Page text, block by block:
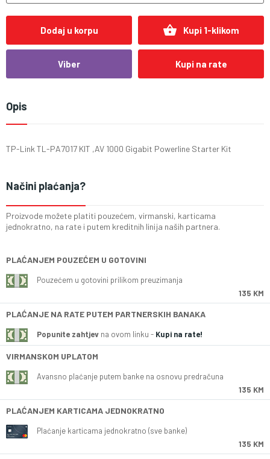
Dodaj u korpu shopping_basket Kupi 1-klikom
Viber Kupi na rate
Opis
TP-Link TL-PA7017 KIT ,AV 1000 Gigabit Powerline Starter Kit
Načini plaćanja?
Proizvode možete platiti pouzećem, virmanski, karticama
jednokratno, na rate i putem kreditnih linija naših partnera.
PLAĆANJEM POUZEĆEM U GOTOVINI
Pouzećem u gotovini prilikom preuzimanja
135 KM
PLAĆANJE NA RATE PUTEM PARTNERSKIH BANAKA
Popunite zahtjev na ovom linku - Kupi na rate!
VIRMANSKOM UPLATOM
Avansno plaćanje putem banke na osnovu predračuna
135 KM
PLAĆANJEM KARTICAMA JEDNOKRATNO
Plaćanje karticama jednokratno (sve banke)
135 KM